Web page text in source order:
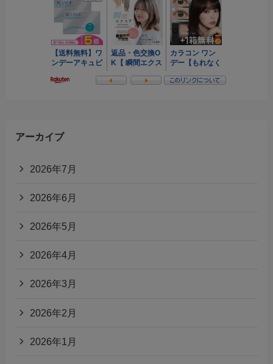
アーカイブ
2026年7月
2026年6月
2026年5月
2026年4月
2026年3月
2026年2月
2026年1月